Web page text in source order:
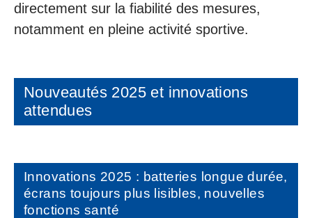
directement sur la fiabilité des mesures,
notamment en pleine activité sportive.
Nouveautés 2025 et innovations
attendues
Innovations 2025 : batteries longue durée,
écrans toujours plus lisibles, nouvelles
fonctions santé